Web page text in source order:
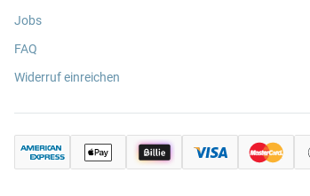
Jobs
FAQ
Widerruf einreichen